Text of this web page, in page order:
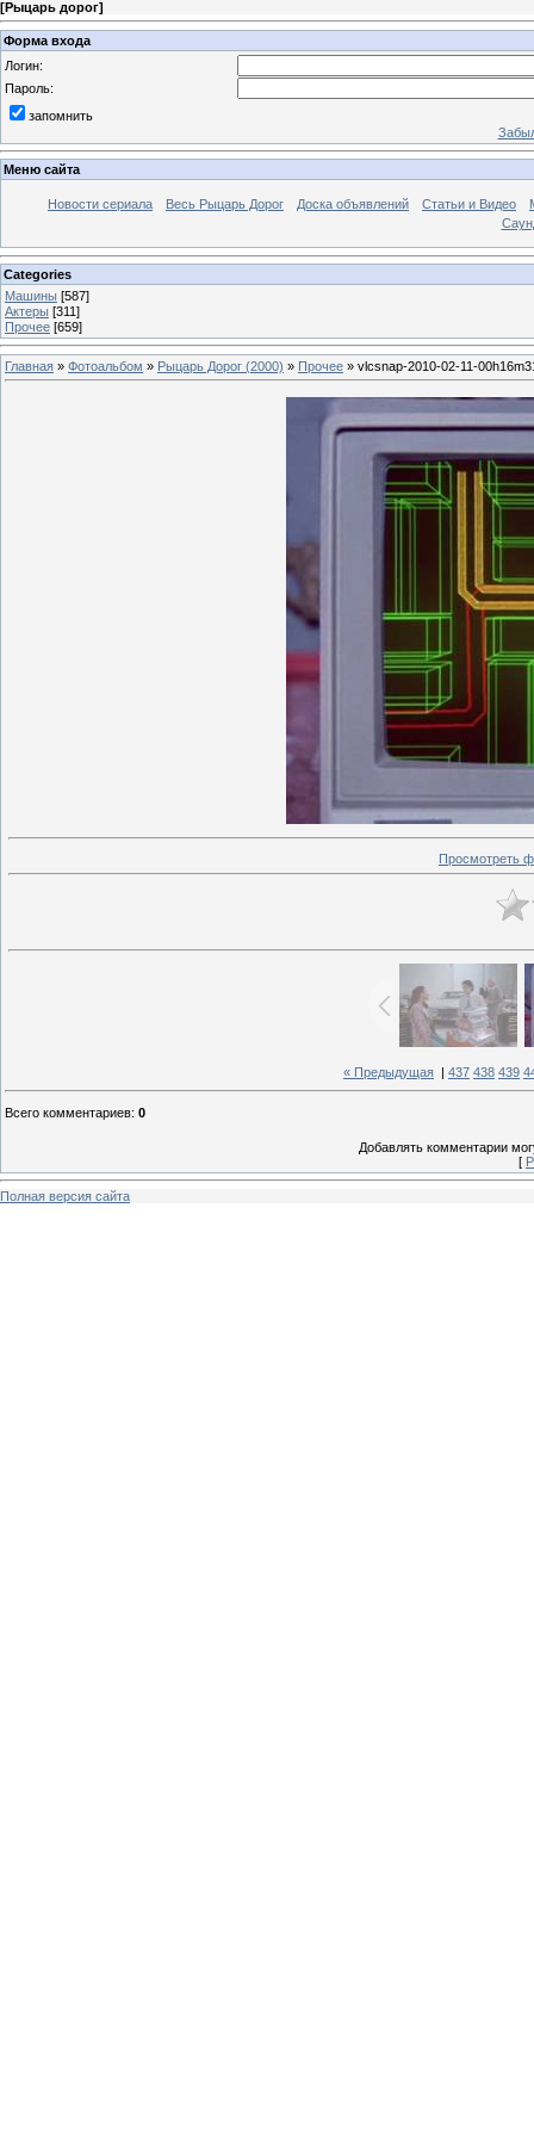
[Рыцарь дорог]
Форма входа
Логин:
Пароль:
запомнить
Меню сайта
Новости сериала Весь Рыцарь Дорог Доска объявлений Статьи и Видео
Categories
Машины [587]
Актеры [311]
Прочее [659]
Главная » Фотоальбом » Рыцарь Дорог (2000) » Прочее » vlcsnap-2010-02-11-
Просмотреть
« Предыдущая 437 438 439
Всего комментариев: 0
Добавлять комментарии
[
Полная версия сайта